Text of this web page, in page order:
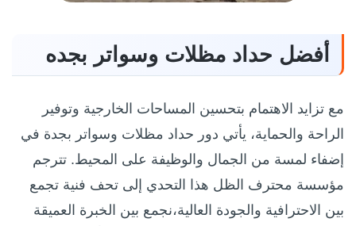
أفضل حداد مظلات وسواتر بجده
مع تزايد الاهتمام بتحسين المساحات الخارجية وتوفير
الراحة والحماية، يأتي دور حداد مظلات وسواتر بجدة في
إضفاء لمسة من الجمال والوظيفة على المحيط. تترجم
مؤسسة محترف الظل هذا التحدي إلى تحف فنية تجمع
بين الاحترافية والجودة العالية،نجمع بين الخبرة العميقة